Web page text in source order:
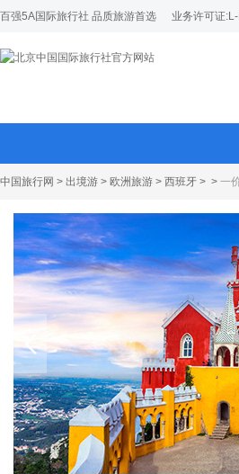
百强5A国际旅行社 品质旅游首选 业务许可证
中国旅行网 > 出境游 > 欧洲旅游 > 西班牙 > > 一